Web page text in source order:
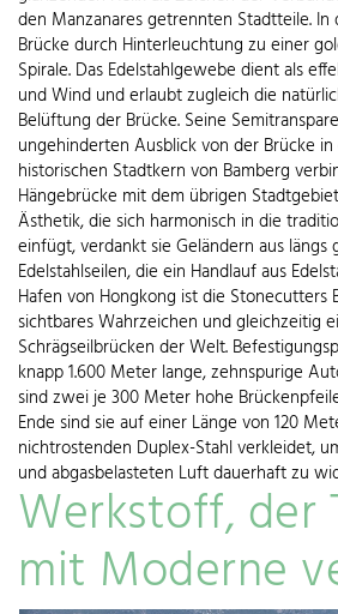
den Manzanares getrennten Stadtteile.
Brücke durch Hinterleuchtung zu einer
Spirale. Das Edelstahlgewebe dient als
und Wind und erlaubt zugleich die
Belüftung der Brücke. Seine
ungehinderten Ausblick von der Brücke
historischen Stadtkern von Bamberg
Hängebrücke mit dem übrigen
Ästhetik, die sich harmonisch in die
einfügt, verdankt sie Geländern aus längs
Edelstahlseilen, die ein Handlauf aus
Hafen von Hongkong ist die Stonecutters
sichtbares Wahrzeichen und gleichzeitig
Schrägseilbrücken der Welt.
knapp 1.600 Meter lange, zehnspurige
sind zwei je 300 Meter hohe
Ende sind sie auf einer Länge von 120
nichtrostenden Duplex-Stahl verkleidet,
und abgasbelasteten Luft dauerhaft zu
Werkstoff, der
mit Moderne